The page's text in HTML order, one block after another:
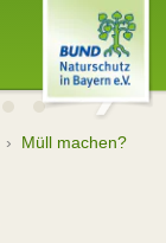
› Müll machen?